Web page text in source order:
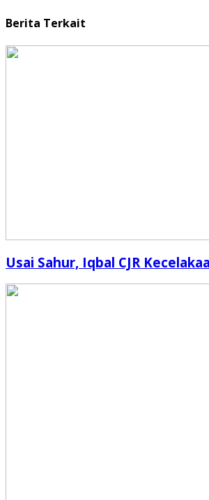
Berita Terkait
Usai Sahur, Iqbal CJR